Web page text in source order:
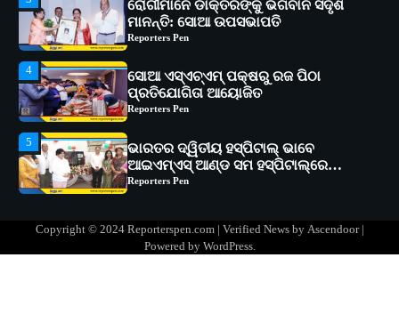
ସୋଆ ଏସ୍‌ଏଚ୍‌ଏମ୍ ପକ୍ଷରୁ ରଜ ପିଠା
ପ୍ରତିଯୋଗିତା ଆୟୋଜିତ
Reporters Pen
5
ଭାରତର ଦ୍ୱିତୀୟ ହସ୍ପିଟାଲ୍ ଭାବେ
ଆଇଏମ୍‌ଏସ୍ ଆଣ୍ଡ ସମ ହସ୍ପିଟାଲ୍‌ରେ
ଅତ୍ୟାଧୁନିକ ଡିଜିସ୍କାନର ସ୍ଥାପନ
Reporters Pen
1
ସୋଆ ପକ୍ଷରୁ ରାୱେ କାର୍ଯ୍ୟକ୍ରମ ଅଧୀନରେ
୧୧ଟି ଗ୍ରାମରେ ୧୬ଟି କୃଷକ ପ୍ରଶିକ୍ଷଣ
କାର୍ଯ୍ୟକ୍ରମ ଆୟୋଜିତ
Reporters Pen
ସୋଆର ୨୦ତମ ପ୍ରତିଷ୍ଠା ଦିବସରେ
ବିଶ୍ୱବିଦ୍ୟାଳୟର ସଫଳତା, ଉତ୍କର୍ଷତା ଓ
ଅଗ୍ରଗତିର ସ୍ମୃତିଚାରଣ
Reporters Pen
Copyright © 2024 Reporterspen.com | Verified News by Ascendoor|
Powered by WordPress.